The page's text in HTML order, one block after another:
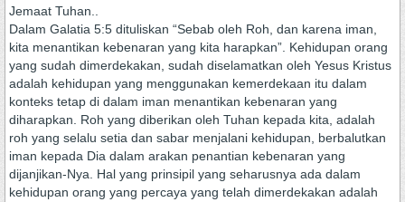
Jemaat Tuhan..
Dalam Galatia 5:5 dituliskan “Sebab oleh Roh, dan karena iman,
kita menantikan kebenaran yang kita harapkan”. Kehidupan orang
yang sudah dimerdekakan, sudah diselamatkan oleh Yesus Kristus
adalah kehidupan yang menggunakan kemerdekaan itu dalam
konteks tetap di dalam iman menantikan kebenaran yang
diharapkan. Roh yang diberikan oleh Tuhan kepada kita, adalah
roh yang selalu setia dan sabar menjalani kehidupan, berbalutkan
iman kepada Dia dalam arakan penantian kebenaran yang
dijanjikan-Nya. Hal yang prinsipil yang seharusnya ada dalam
kehidupan orang yang percaya yang telah dimerdekakan adalah